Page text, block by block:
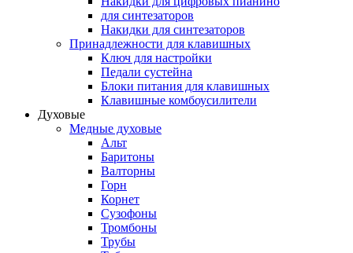
для синтезаторов
Накидки для синтезаторов
Принадлежности для клавишных
Ключ для настройки
Педали сустейна
Блоки питания для клавишных
Клавишные комбоусилители
Духовые
Медные духовые
Альт
Баритоны
Валторны
Горн
Корнет
Сузофоны
Тромбоны
Трубы